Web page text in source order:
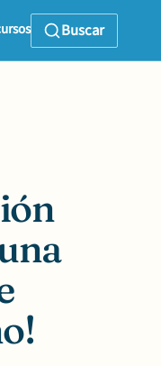
Buscar